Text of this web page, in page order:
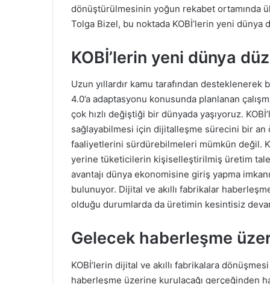
dönüştürülmesinin yoğun rekabet ortamında
Tolga Bizel, bu noktada KOBİ’lerin yeni dünya
KOBİ’lerin yeni dünya
Uzun yıllardır kamu tarafından desteklenerek
4.0’a adaptasyonu konusunda planlanan
çok hızlı değiştiği bir dünyada yaşıyoruz.
sağlayabilmesi için dijitalleşme sürecini bir an
faaliyetlerini sürdürebilmeleri mümkün değil.
yerine tüketicilerin kişiselleştirilmiş üretim
avantajı dünya ekonomisine giriş yapma
bulunuyor. Dijital ve akıllı fabrikalar
olduğu durumlarda da üretimin kesintisiz
Gelecek haberleşme
KOBİ’lerin dijital ve akıllı fabrikalara
haberleşme üzerine kurulacağı gerçeğinden